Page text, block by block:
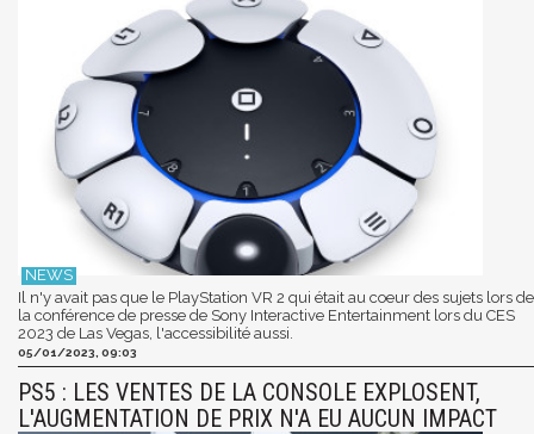
Il n'y avait pas que le PlayStation VR 2 qui était au coeur des sujets lors de
la conférence de presse de Sony Interactive Entertainment lors du CES
2023 de Las Vegas, l'accessibilité aussi.
05/01/2023, 09:03
PS5 : LES VENTES DE LA CONSOLE EXPLOSENT,
L'AUGMENTATION DE PRIX N'A EU AUCUN IMPACT